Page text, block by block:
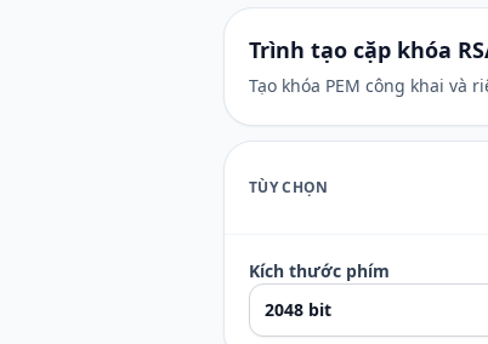
Trình tạo cặp khóa
Tạo khóa PEM công khai và
TÙY CHỌN
Kích thước phím